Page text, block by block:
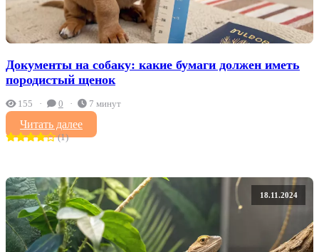
Документы на собаку: какие бумаги должен иметь
породистый щенок
155 0 7 минут
Читать далее
(1)
18.11.2024